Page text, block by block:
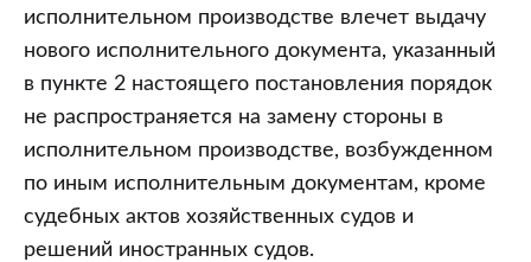
исполнительном производстве влечет выдачу
нового исполнительного документа, указанный
в пункте 2 настоящего постановления порядок
не распространяется на замену стороны в
исполнительном производстве, возбужденном
по иным исполнительным документам, кроме
судебных актов хозяйственных судов и
решений иностранных судов.